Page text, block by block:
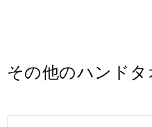
その他のハンドタ